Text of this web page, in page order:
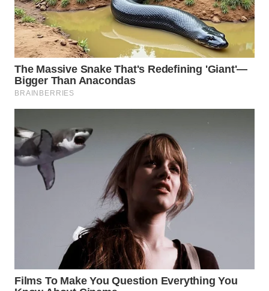
LESUNG
WN
KARO
WN
SIMALUNGUN
LABUHANBATU
WN
TAPANULI
WN
TEBING